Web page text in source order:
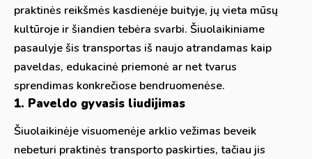
praktinės reikšmės kasdienėje buityje, jų vieta mūsų
kultūroje ir šiandien tebėra svarbi. Šiuolaikiniame
pasaulyje šis transportas iš naujo atrandamas kaip
paveldas, edukacinė priemonė ar net tvarus
sprendimas konkrečiose bendruomenėse.
1. Paveldo gyvasis liudijimas
Šiuolaikinėje visuomenėje arklio vežimas beveik
nebeturi praktinės transporto paskirties, tačiau jis